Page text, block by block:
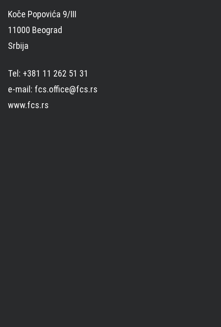
Koče Popovića 9/III
11000 Beograd
Srbija
Tel: +381 11 262 51 31
e-mail: fcs.office@fcs.rs
www.fcs.rs